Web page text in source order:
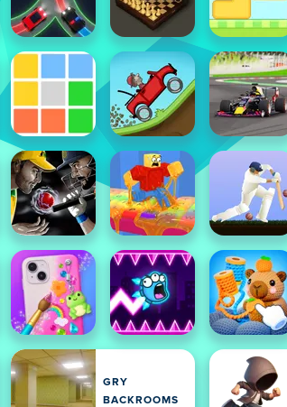
GRY
BACKROOMS